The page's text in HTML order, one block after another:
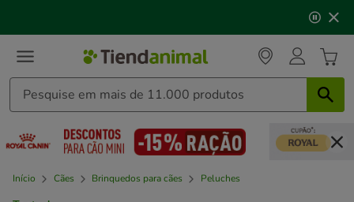
mensagem,
Início Cães Brinquedos para cães Peluches